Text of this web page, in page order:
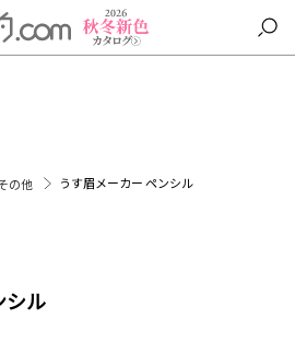
の他 うす眉メーカー ペンシル
シル